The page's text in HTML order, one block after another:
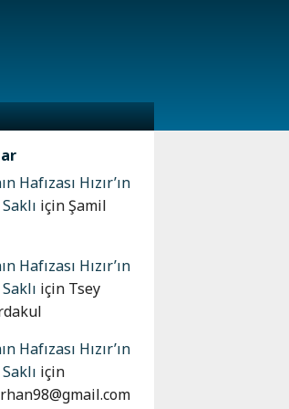
Hafızası Hızır’ın
içinŞamil
Hafızası Hızır’ın
için Tsey
Hafızası Hızır’ın
için